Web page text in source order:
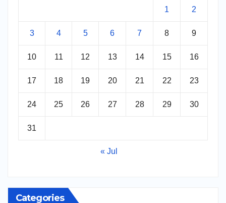
1 2
3 4 5 6 7 8 9
10 11 12 13 14 15 16
17 18 19 20 21 22 23
24 25 26 27 28 29 30
31
« Jul
Categories